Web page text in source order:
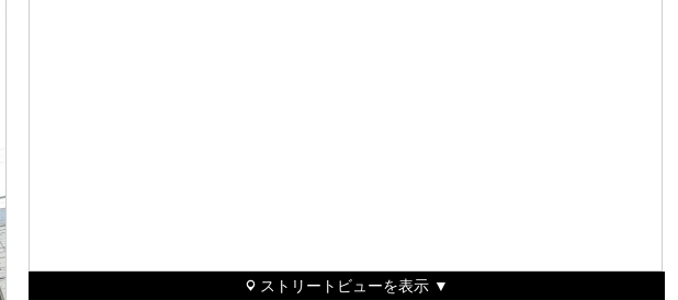
ストリートビューを表示 ▼